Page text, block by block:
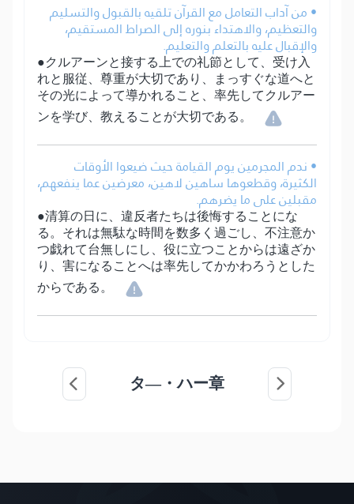
• من آداب التعامل مع القرآن تلقيه بالقبول والتسليم
والتعظيم، والاهتداء بنوره إلى الصراط المستقيم،
والإقبال عليه بالتعلم والتعليم.
●クルアーンと接する上での礼節として、受け入
れと服従、尊重が大切であり、まっすぐな道へと
その光によって導かれること、率先してクルアー
ンを学び、教えることが大切である。
• ندم المجرمين يوم القيامة حيث ضيعوا الأوقات
الكثيرة، وقطعوها ساهين لاهين، معرضين عما ينفعهم،
مقبلين على ما يضرهم.
●清算の日に、違反者たちは後悔することにな
る。それは無駄な時間を数多く過ごし、不注意か
つ戯れて台無しにし、役に立つことからは遠ざか
り、害になることへは率先してかかわろうとした
からである。
タ―・ハー章